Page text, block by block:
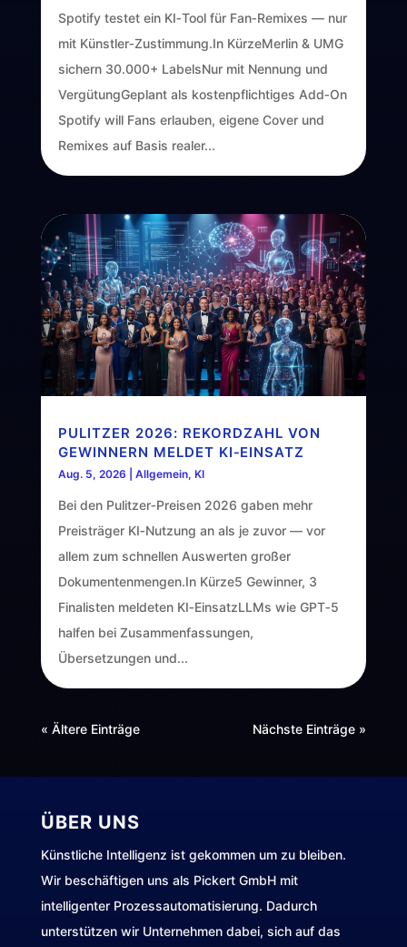
Spotify testet ein KI‑Tool für Fan‑Remixes — nur
mit Künstler‑Zustimmung.In KürzeMerlin & UMG
sichern 30.000+ LabelsNur mit Nennung und
VergütungGeplant als kostenpflichtiges Add‑On
Spotify will Fans erlauben, eigene Cover und
Remixes auf Basis realer...
PULITZER 2026: REKORDZAHL VON
GEWINNERN MELDET KI‑EINSATZ
Aug. 5, 2026 Allgemein, KI
Bei den Pulitzer‑Preisen 2026 gaben mehr
Preisträger KI‑Nutzung an als je zuvor — vor
allem zum schnellen Auswerten großer
Dokumentenmengen.In Kürze5 Gewinner, 3
Finalisten meldeten KI‑EinsatzLLMs wie GPT‑5
halfen bei Zusammenfassungen,
Übersetzungen und...
« Ältere Einträge Nächste Einträge »
ÜBER UNS
Künstliche Intelligenz ist gekommen um zu bleiben.
Wir beschäftigen uns als Pickert GmbH mit
intelligenter Prozessautomatisierung. Dadurch
unterstützen wir Unternehmen dabei, sich auf das